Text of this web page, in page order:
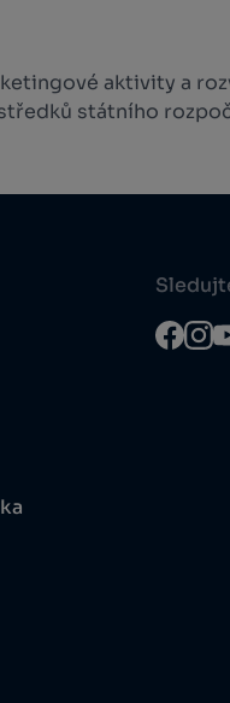
aktivity a
státního